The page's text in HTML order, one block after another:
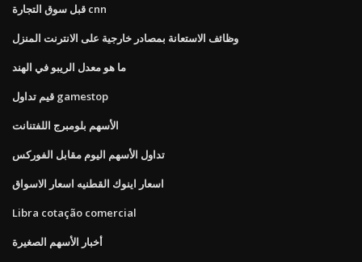
قبل سوق التجارة cnn
وظائف الاستعانة بمصادر خارجية على الانترنت المنزل
ما هو معدل الريبو في الهند
قيم تداول gamestop
الأسهم بلومبرج اللفتنانت
تداول الأسهم اليوم مقابل الفوركس
اسعار اينوك القطنيه اسعار الاسواق
Libra cotação comercial
أخبار الأسهم الصغيرة